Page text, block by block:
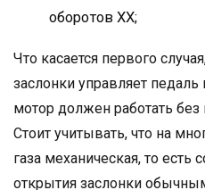
оборотов ХХ;
Что касается первого
заслонки управляет педаль
мотор должен работать без
Стоит учитывать, что на
газа механическая, то есть
открытия заслонки